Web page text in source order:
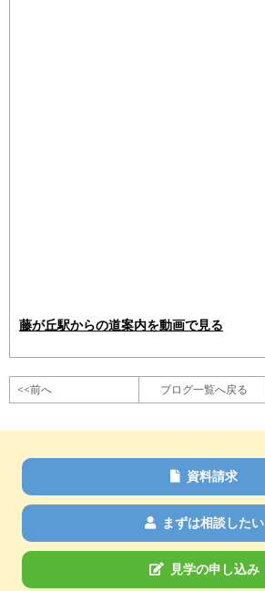
藤が丘駅からの道案内を動画で見る
<<前へ ブログ一覧へ戻る
資料請求
まずは相談したい
見学の申し込み